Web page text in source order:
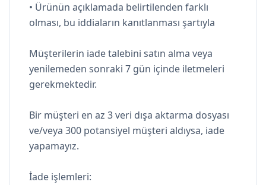
• Ürünün açıklamada belirtilenden farklı
olması, bu iddiaların kanıtlanması şartıyla
Müşterilerin iade talebini satın alma veya
yenilemeden sonraki 7 gün içinde iletmeleri
gerekmektedir.
Bir müşteri en az 3 veri dışa aktarma dosyası
ve/veya 300 potansiyel müşteri aldıysa, iade
yapamayız.
İade işlemleri: